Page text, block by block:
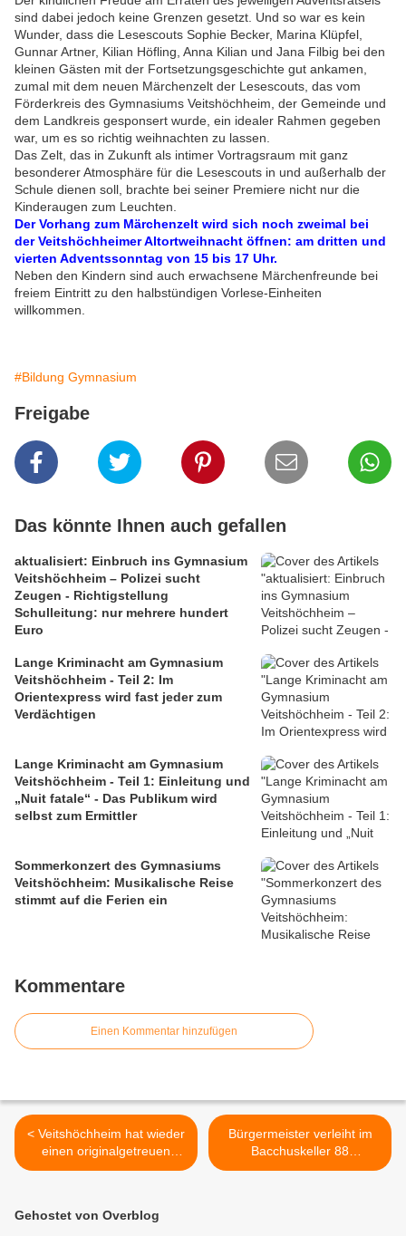
sind dabei jedoch keine Grenzen gesetzt. Und so war es kein
Wunder, dass die Lesescouts Sophie Becker, Marina Klüpfel,
Gunnar Artner, Kilian Höfling, Anna Kilian und Jana Filbig bei den
kleinen Gästen mit der Fortsetzungsgeschichte gut ankamen,
zumal mit dem neuen Märchenzelt der Lesescouts, das vom
Förderkreis des Gymnasiums Veitshöchheim, der Gemeinde und
dem Landkreis gesponsert wurde, ein idealer Rahmen gegeben
war, um es so richtig weihnachten zu lassen.
Das Zelt, das in Zukunft als intimer Vortragsraum mit ganz
besonderer Atmosphäre für die Lesescouts in und außerhalb der
Schule dienen soll, brachte bei seiner Premiere nicht nur die
Kinderaugen zum Leuchten.
Der Vorhang zum Märchenzelt wird sich noch zweimal bei
der Veitshöchheimer Altortweihnacht öffnen: am dritten und
vierten Adventssonntag von 15 bis 17 Uhr.
Neben den Kindern sind auch erwachsene Märchenfreunde bei
freiem Eintritt zu den halbstündigen Vorlese-Einheiten
willkommen.
#Bildung Gymnasium
Freigabe
Das könnte Ihnen auch gefallen
aktualisiert: Einbruch ins Gymnasium
Veitshöchheim – Polizei sucht
Zeugen - Richtigstellung
Schulleitung: nur mehrere hundert
Euro
Lange Kriminacht am Gymnasium
Veitshöchheim - Teil 2: Im
Orientexpress wird fast jeder zum
Verdächtigen
Lange Kriminacht am Gymnasium
Veitshöchheim - Teil 1: Einleitung und
„Nuit fatale“ - Das Publikum wird
selbst zum Ermittler
Sommerkonzert des Gymnasiums
Veitshöchheim: Musikalische Reise
stimmt auf die Ferien ein
Kommentare
Einen Kommentar hinzufügen
< Veitshöchheim hat wieder
einen originalgetreuen
Nachtwächter
Bürgermeister verleiht im
Bacchuskeller 88
Sportabzeichen >
Gehostet von Overblog